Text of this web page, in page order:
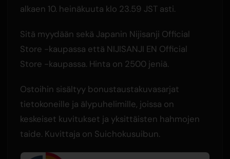
alkaen 10. heinäkuuta klo 23.59 JST asti.
Sitä myydään sekä Japanin Nijisanji Official
Store -kaupassa että NIJISANJI EN Official
Store -kaupassa. Hinta on 2500 jeniä.
Ostoihin sisältyy bonustaustakuvasarjat
tietokoneille ja älypuhelimille, joissa on
keskeiset kuvitukset ja yksittäisten hahmojen
taide. Kuvittaja on Suichokusuibun.